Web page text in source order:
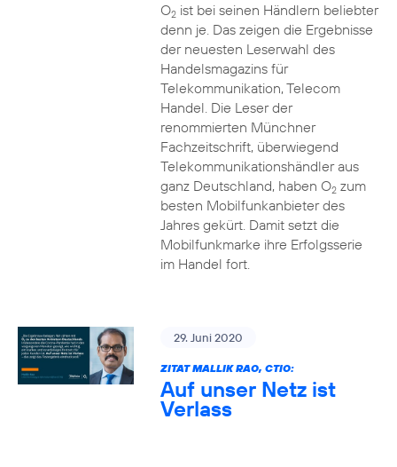
O2ist bei seinen Händlern beliebter
denn je. Das zeigen die Ergebnisse
der neuesten Leserwahl des
Handelsmagazins für
Telekommunikation, Telecom
Handel. Die Leser der
renommierten Münchner
Fachzeitschrift, überwiegend
Telekommunikationshändler aus
ganz Deutschland, haben O2zum
besten Mobilfunkanbieter des
Jahres gekürt. Damit setzt die
Mobilfunkmarke ihre Erfolgsserie
im Handel fort.
29. Juni 2020
ZITAT MALLIK RAO, CTIO:
Auf unser Netz ist
Verlass